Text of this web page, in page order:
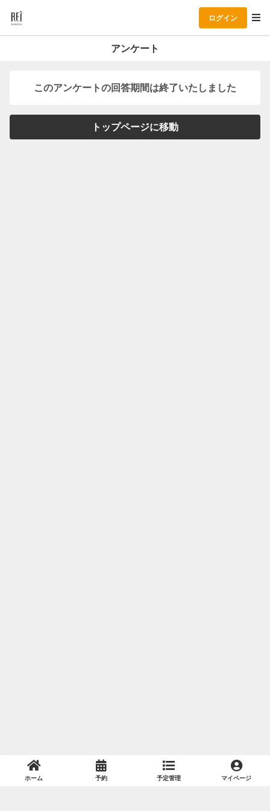
ログイン
アンケート
このアンケートの回答期間は終了いたしました
トップページに移動
ホーム 予約 予定管理 マイページ